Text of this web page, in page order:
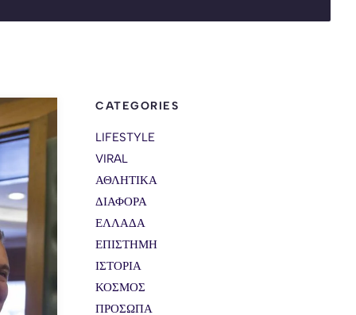
CATEGORIES
LIFESTYLE
VIRAL
ΑΘΛΗΤΙΚΑ
ΔΙΑΦΟΡΑ
ΕΛΛΑΔΑ
ΕΠΙΣΤΗΜΗ
ΙΣΤΟΡΙΑ
ΚΟΣΜΟΣ
ΠΡΟΣΩΠΑ